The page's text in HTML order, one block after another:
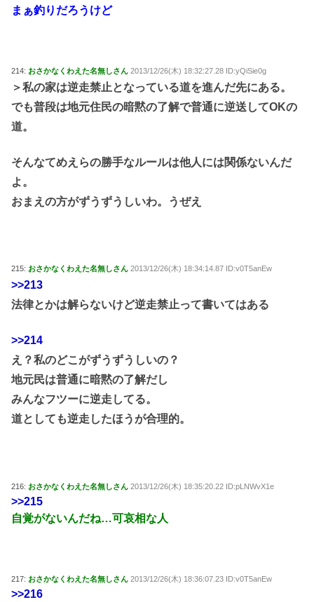
まぁ釣りだろうけど
214: おさかなくわえた名無しさん 2013/12/26(木) 18:32:27.28 ID:yQiSie0g
＞私の家は逆走禁止となっている道を進んだ先にある。
でも普段は地元住民の暗黙の了解で普通に逆送してOKの
道。
そんなてめえらの勝手なルールは他人には関係ないんだ
よ。
おまえの方がずうずうしいわ。うぜえ
215: おさかなくわえた名無しさん 2013/12/26(木) 18:34:14.87 ID:v0T5anEw
>>213
法律とかは解らないけど逆走禁止って書いてはある
>>214
え？私のどこがずうずうしいの？
地元民は普通に暗黙の了解だし
みんなフツーに逆走してる。
道としても逆走したほうが合理的。
216: おさかなくわえた名無しさん 2013/12/26(木) 18:35:20.22 ID:pLNWvX1e
>>215
自覚がないんだね…可哀相な人
217: おさかなくわえた名無しさん 2013/12/26(木) 18:36:07.23 ID:v0T5anEw
>>216